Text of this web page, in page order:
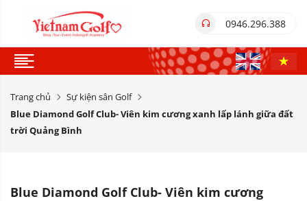
0946.296.388
Trang chủ
Sự kiện sân Golf
Blue Diamond Golf Club- Viên kim cương xanh lấp lánh giữa đất
trời Quảng Bình
Blue Diamond Golf Club- Viên kim cương